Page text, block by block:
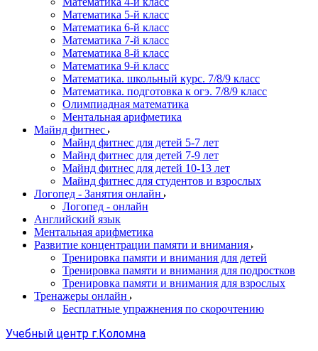
Математика 5-й класс
Математика 6-й класс
Математика 7-й класс
Математика 8-й класс
Математика 9-й класс
Математика. школьный курс. 7/8/9 класс
Математика. подготовка к огэ. 7/8/9 класс
Олимпиадная математика
Ментальная арифметика
Майнд фитнес
Майнд фитнес для детей 5-7 лет
Майнд фитнес для детей 7-9 лет
Майнд фитнес для детей 10-13 лет
Майнд фитнес для студентов и взрослых
Логопед - Занятия онлайн
Логопед - онлайн
Английский язык
Ментальная арифметика
Развитие концентрации памяти и внимания
Тренировка памяти и внимания для детей
Тренировка памяти и внимания для подростков
Тренировка памяти и внимания для взрослых
Тренажеры онлайн
Бесплатные упражнения по скорочтению
Учебный центр г.Коломна